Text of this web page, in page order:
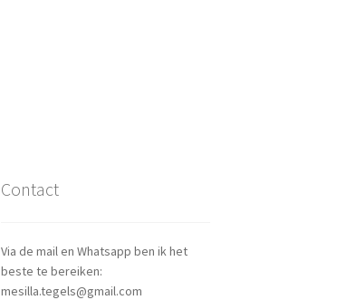
Contact
Via de mail en Whatsapp ben ik het
beste te bereiken:
mesilla.tegels@gmail.com